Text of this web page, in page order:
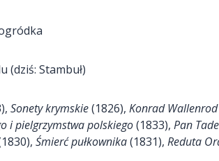
(dziś: Stambuł)
Sonety krymskie(1826), Konrad Wallenrod
i pielgrzymstwa polskiego(1833), Pan
Śmierć pułkownika(1831), Reduta